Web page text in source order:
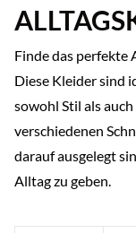
Finde das perfekte
Diese Kleider sind
sowohl Stil als
verschiedenen
darauf ausgelegt
Alltag zu geben.